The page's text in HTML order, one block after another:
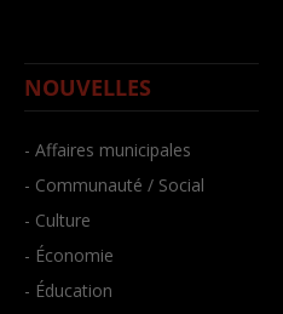
NOUVELLES
- Affaires municipales
- Communauté / Social
- Culture
- Économie
- Éducation